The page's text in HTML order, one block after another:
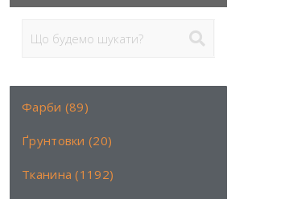
Фарби (89)
Ґрунтовки (20)
Тканина (1192)